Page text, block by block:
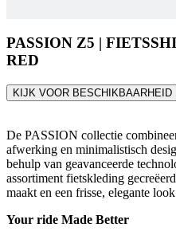
PASSION Z5 |
RED
KIJK VOOR BESCHIKBAARHEID
De PASSION collectie
afwerking en minimalistisch
behulp van geavanceerde
assortiment fietskleding
maakt en een frisse, elegante
Your ride Made Better